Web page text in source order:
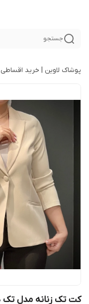
جستجو
پوشاک لاوین | خرید
کت تک زنانه مدل